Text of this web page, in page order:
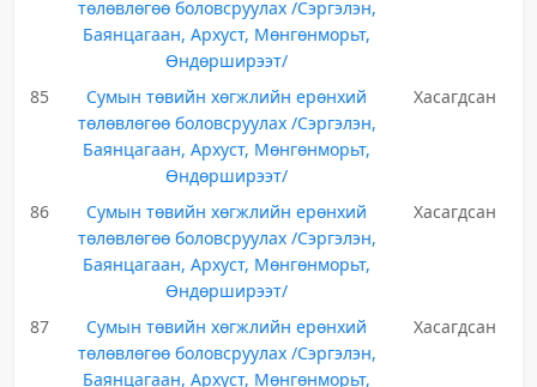
төлөвлөгөө боловсруулах /Сэргэлэн,
Баянцагаан, Архуст, Мөнгөнморьт,
Өндөрширээт/
85
Сумын төвийн хөгжлийн ерөнхий
төлөвлөгөө боловсруулах /Сэргэлэн,
Баянцагаан, Архуст, Мөнгөнморьт,
Өндөрширээт/
Хасагдсан
86
Сумын төвийн хөгжлийн ерөнхий
төлөвлөгөө боловсруулах /Сэргэлэн,
Баянцагаан, Архуст, Мөнгөнморьт,
Өндөрширээт/
Хасагдсан
87
Сумын төвийн хөгжлийн ерөнхий
төлөвлөгөө боловсруулах /Сэргэлэн,
Баянцагаан, Архуст, Мөнгөнморьт,
Хасагдсан